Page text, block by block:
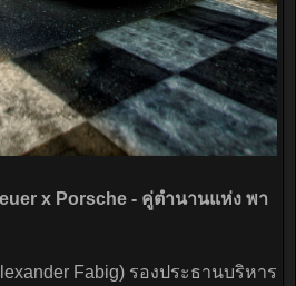
x Porsche - คู่ตำนานแห่ง พา
Fabig) รองประธานบริหาร